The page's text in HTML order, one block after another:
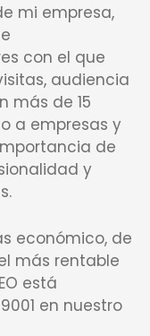
mi empresa,
con el que
audiencia
más de 15
a empresas y
de
y
económico, de
más rentable
está
en nuestro